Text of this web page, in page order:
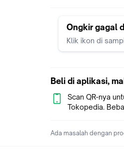
-1 tempat ID Card
-5 Tempat kartu
-1 Tempat Photo
-Bahan tali nylon
-Dapat dikalungkan
-Tali dapat
-Dimensi Produk 8cm
Ongkir gagal
Klik ikon di
Beli di aplikasi,
Scan QR-nya
Tokopedia.
Ada masalah dengan